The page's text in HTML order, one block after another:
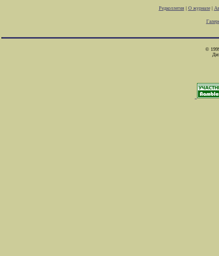
Редколлегия| О журнале|
©